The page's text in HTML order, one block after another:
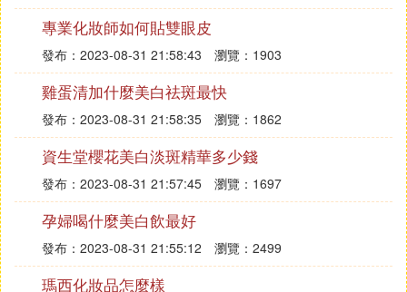
B族維生素有助於保持皮膚濕潤光滑，尤其是維生素
B2能促進皮脂代謝，代表食物有乳類、蛋類、動物內
臟、瘦肉等，維生素B6促進皮膚新陳代謝，代表食物
包括魚類、蛋黃、豆類等。
2、富含鋅的食物。
鋅有一定的控制皮脂腺分泌和減輕細胞脫落與角化的
作用。富含該營養素的食物。有瘦肉、牡蠣、海參、
海魚、雞蛋、核桃仁、葵花籽、蘋果、金針菇等。
3、富含維生素A的食物。
維生素A能幫助皮膚形成新細胞，讓皮膚更柔軟，並
防止乾燥皸裂。富含維生素A的食物還有全脂牛奶、
專業化妝師如何貼雙眼皮
發布：2023-08-31 21:58:43 瀏覽：1903
雞蛋清加什麼美白祛斑最快
發布：2023-08-31 21:58:35 瀏覽：1862
資生堂櫻花美白淡斑精華多少錢
發布：2023-08-31 21:57:45 瀏覽：1697
孕婦喝什麼美白飲最好
發布：2023-08-31 21:55:12 瀏覽：2499
瑪西化妝品怎麼樣